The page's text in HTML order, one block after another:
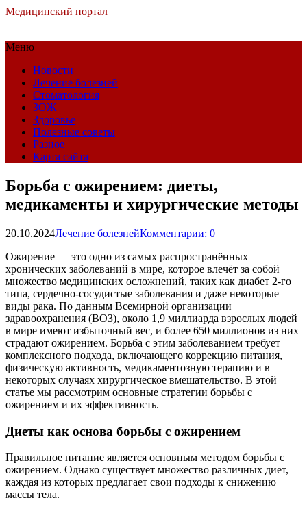
Медицинский портал
Меню
Новости
Лечение болезней
Стоматология
ЗОЖ
Здоровье
Полезные советы
Разное
Карта сайта
Борьба с ожирением: диеты,
медикаменты и хирургические методы
20.10.2024Лечение болезнейКомментарии: 0
Ожирение — это одно из самых распространённых
хронических заболеваний в мире, которое влечёт за собой
множество медицинских осложнений, таких как диабет 2-го
типа, сердечно-сосудистые заболевания и даже некоторые
виды рака. По данным Всемирной организации
здравоохранения (ВОЗ), около 1,9 миллиарда взрослых людей
в мире имеют избыточный вес, и более 650 миллионов из них
страдают ожирением. Борьба с этим заболеванием требует
комплексного подхода, включающего коррекцию питания,
физическую активность, медикаментозную терапию и в
некоторых случаях хирургическое вмешательство. В этой
статье мы рассмотрим основные стратегии борьбы с
ожирением и их эффективность.
Диеты как основа борьбы с ожирением
Правильное питание является основным методом борьбы с
ожирением. Однако существует множество различных диет,
каждая из которых предлагает свои подходы к снижению
массы тела.